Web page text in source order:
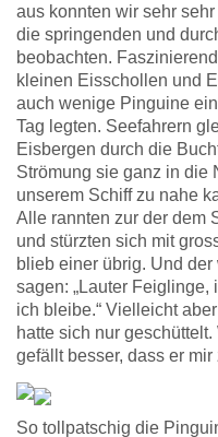
aus konnten wir sehr
die springenden und
beobachten.
kleinen Eisschollen und
auch wenige Pinguine
Tag legten. Seefahrern
Eisbergen durch die
Strömung sie ganz in die
unserem Schiff zu nahe
Alle rannten zur der dem
und stürzten sich mit
blieb einer übrig. Und
sagen: „Lauter Feiglinge,
ich bleibe.“ Vielleicht
hatte sich nur
gefällt besser, dass er
So tollpatschig die